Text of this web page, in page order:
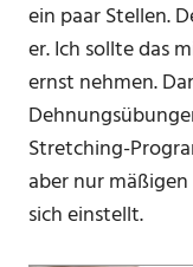
ein paar Stellen.
er. Ich sollte das
ernst nehmen.
Stretching-
aber nur
sich einstellt.